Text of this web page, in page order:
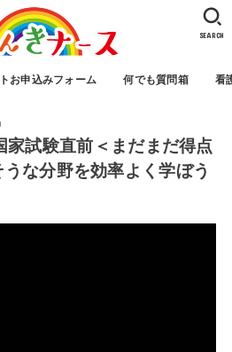
お申込みフォーム 何でも質問箱 看
SEARCH
試験直前＜まだまだ得点
な分野を効率よく学ぼう